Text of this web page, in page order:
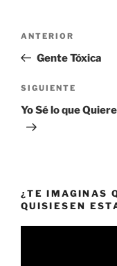
entradas
Entrada
anterior:
ANTERIOR
Gente Tóxica
Siguiente
entrada
SIGUIENTE
Yo Sé lo que
¿TE IMAGINAS
QUISIESEN